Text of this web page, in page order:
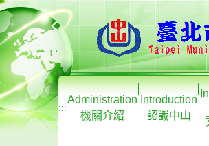
:::
Administration
機關介紹
Introduction
認識中山